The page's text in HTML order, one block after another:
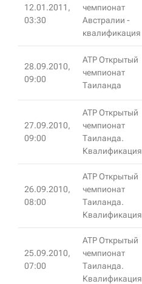
12.01.2011,
03:30
чемпионат
Австралии -
квалификация
28.09.2010,
09:00
ATP Открытый
чемпионат
Таиланда
27.09.2010,
09:00
ATP Открытый
чемпионат
Таиланда.
Квалификация
26.09.2010,
08:00
ATP Открытый
чемпионат
Таиланда.
Квалификация
25.09.2010,
07:00
ATP Открытый
чемпионат
Таиланда.
Квалификация